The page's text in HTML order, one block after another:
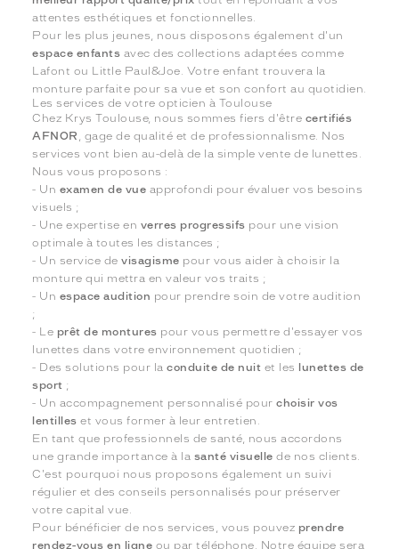
attentes esthétiques et fonctionnelles.
Pour les plus jeunes, nous disposons également d'un
espace enfants avec des collections adaptées comme
Lafont ou Little Paul&Joe. Votre enfant trouvera la
monture parfaite pour sa vue et son confort au quotidien.
Les services de votre opticien à Toulouse
Chez Krys Toulouse, nous sommes fiers d'être certifiés
AFNOR , gage de qualité et de professionnalisme. Nos
services vont bien au-delà de la simple vente de lunettes.
Nous vous proposons :
- Un examen de vue approfondi pour évaluer vos besoins
visuels ;
- Une expertise en verres progressifs pour une vision
optimale à toutes les distances ;
- Un service devisagisme pour vous aider à choisir la
monture qui mettra en valeur vos traits ;
- Un espace audition pour prendre soin de votre audition
;
- Le prêt de montures pour vous permettre d'essayer vos
lunettes dans votre environnement quotidien ;
- Des solutions pour laconduite de nuit et les
lunettes de
sport ;
- Un accompagnement personnalisé pourchoisir vos
lentilles et vous former à leur entretien.
En tant que professionnels de santé, nous accordons
une grande importance à la santé visuelle de nos clients.
C'est pourquoi nous proposons également un suivi
régulier et des conseils personnalisés pour préserver
votre capital vue.
Pour bénéficier de nos services, vous pouvez prendre
rendez-vous en ligne ou par téléphone. Notre équipe sera